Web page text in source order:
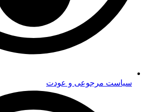
سیاست مرجوعی و عودت